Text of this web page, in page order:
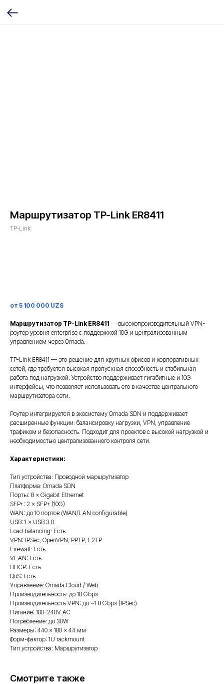
Маршрутизатор TP-Link ER8411
TP-Link
от 5 100 000 UZS
Маршрутизатор TP-Link ER8411 — высокопроизводительный VPN-
роутер уровня enterprise с поддержкой 10G и централизованным
управлением через Omada.
TP-Link ER8411 — это решение для крупных офисов и корпоративных
сетей, где требуется высокая пропускная способность и стабильная
работа под нагрузкой. Устройство поддерживает гигабитные и 10G
интерфейсы, что позволяет использовать его в качестве центрального
маршрутизатора сети.
Роутер интегрируется в экосистему Omada SDN и поддерживает
расширенные функции: балансировку нагрузки, VPN, управление
трафиком и безопасность. Подходит для проектов с высокой нагрузкой и
необходимостью централизованного контроля сети.
Характеристики:
Тип устройства: Проводной маршрутизатор
Платформа: Omada SDN
Порты: 8 × Gigabit Ethernet
SFP+: 2 × SFP+ (10G)
WAN: до 10 портов (WAN/LAN configurable)
USB: 1 × USB 3.0
Load balancing: Есть
VPN: IPSec, OpenVPN, PPTP, L2TP
Firewall: Есть
VLAN: Есть
DHCP: Есть
QoS: Есть
Управление: Omada Cloud / Web
Производительность: до 10 Gbps
Производительность VPN: до ~1.8 Gbps (IPSec)
Питание: 100–240V AC
Потребление: до 30W
Размеры: 440 × 180 × 44 мм
Форм-фактор: 1U rackmount
Тип устройства: Маршрутизатор
Смотрите также